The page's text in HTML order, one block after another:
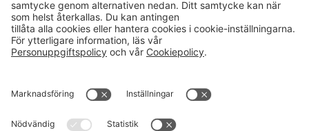
Karriär
Verksamheter
Om Hushållningssällskapet